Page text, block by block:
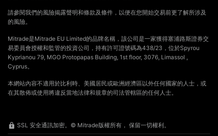
請參閱我們的風險揭露聲明和條款及條件，以便在您開始交易前更了解所涉及
的風險。
Mitrade是Mitrade EU Limited的品牌名稱，該公司是一家獲得塞浦路斯證券交
易委員會授權和監管的投資公司，持有許可證號碼為438/23，位於Spyrou
Kyprianou 79, MGO Protopapas Building, 1st floor, 3076, Limassol ,
Cyprus。
本網站內容不適用於比利時、美國居民或歐洲經濟區以外任何國家的人士，或
在其散佈或使用將違反當地法律和規章的司法管轄區的任何人士。
SSL 安全通訊加密。© Mitrade版權所有， 保留一切權利。